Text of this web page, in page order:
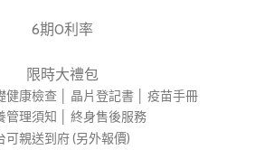
6期0利率
限時大禮包
健康檢查 │ 晶片登記書 │ 疫苗手冊
管理須知 │ 終身售後服務
可親送到府 (另外報價)